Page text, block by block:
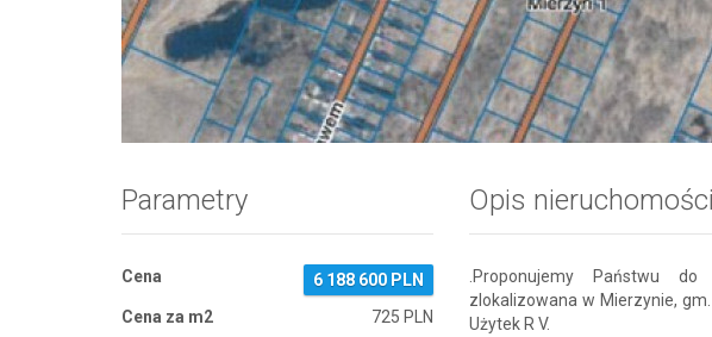
Zdjęcie 1
Parametry
Cena
6 188 600 PLN
Cena za m2
725 PLN
Opis nieruchomości
.Proponujemy Państwu
zlokalizowana w Mierzynie,
Użytek R V.